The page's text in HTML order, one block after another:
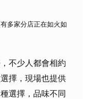
多家分店正在如火如
不少人都會相約
擇，現場也提供
選擇，品味不同